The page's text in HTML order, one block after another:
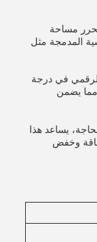
مساحة
المدمجة مثل
في درجة
يضمن
يساعد هذا
وخفض